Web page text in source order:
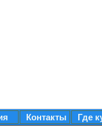
Контакты Где